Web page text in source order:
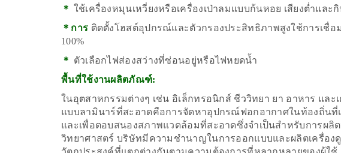
＊ ใช้เครื่องหมุนเหวี่ยงหรือเครื่องเป่าลมแบบก้นหอย เสียงต่ำและ
＊การ ติดตั้งโฮสต์อุปกรณ์และตัวกรองประสิทธิภาพสูงใช้การเชื่อ
100%
＊ ตัวเลือกไฟส่องสว่างที่ซ่อนอยู่หรือไฟหยดน้ำ
พื้นที่ใช้งานผลิตภัณฑ์:
ในอุตสาหกรรมต่างๆ เช่น อิเล็กทรอนิกส์ ชีววิทยา ยา อาหาร และ
แบบลามินาร์ที่สะอาดคือการจัดหาอุปกรณ์ฟอกอากาศในท้องถิ่น
และเพื่อตอบสนองสภาพแวดล้อมที่สะอาดซึ่งจำเป็นสำหรับการผลิ
วิทยาศาสตร์ บริษัทมีความชำนาญในการออกแบบและผลิตเครื่อง